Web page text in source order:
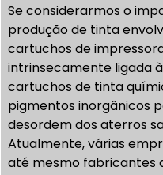
Se considerarmos o
produção de tinta
cartuchos de
intrinsecamente ligada
cartuchos de tinta
pigmentos inorgânicos
desordem dos aterros
Atualmente, várias
até mesmo fabricantes